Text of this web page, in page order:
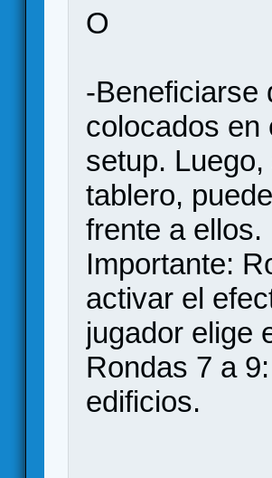
O
-Beneficiarse
colocados en
setup.
tablero,
frente a ellos.
Importante:
activar el
jugador elige
Rondas 7 a
edificios.